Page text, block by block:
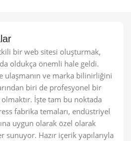
bir web sitesi oluşturmak,
oldukça önemli hale geldi.
ulaşmanın ve marka bilinirliğini
biri de profesyonel bir
olmaktır. İşte tam bu noktada
fabrika temaları, endüstriyel
uygun olarak özel olarak
sunuyor. Hazır içerik yapılarıyla